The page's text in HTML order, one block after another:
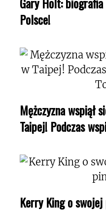
Polsce!
Mężczyzna wspiął
Taipej! Podczas
Kerry King o